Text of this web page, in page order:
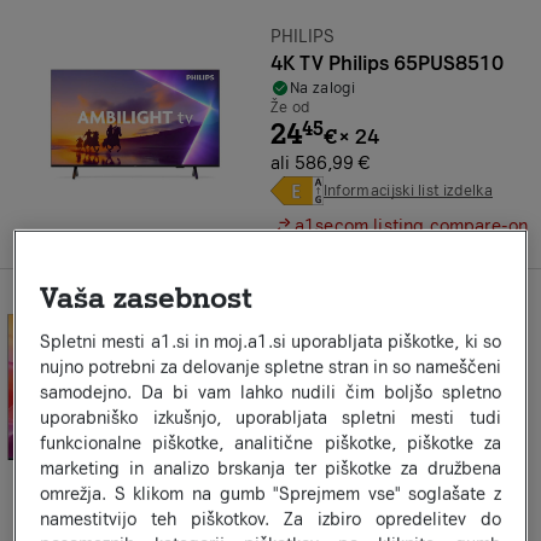
Znamka:
PHILIPS
4K TV Philips 65PUS8510
Na zalogi
Že od
2445€× 24
ali 586,99 €
Informacijski list izdelka
a1secom.listing.compare-on
4K TV Haier H55S80FUX 55"
Na zalogi
Že od
2754€ ×24
ali 660,99 €
Informacijski list izdelka
a1secom.listing.compare-on
Vaša zasebnost
Spletni mesti a1.si in moj.a1.si uporabljata piškotke, ki so
nujno potrebni za delovanje spletne stran in so nameščeni
samodejno. Da bi vam lahko nudili čim boljšo spletno
uporabniško izkušnjo, uporabljata spletni mesti tudi
funkcionalne piškotke, analitične piškotke, piškotke za
marketing in analizo brskanja ter piškotke za družbena
omrežja. S klikom na gumb "Sprejmem vse" soglašate z
namestitvijo teh piškotkov. Za izbiro opredelitev do